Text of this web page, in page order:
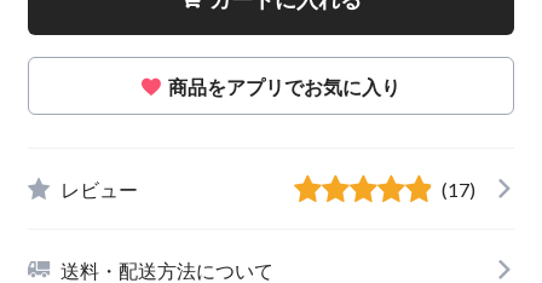
商品をアプリでお気に入り
レビュー (17)
送料・配送方法について